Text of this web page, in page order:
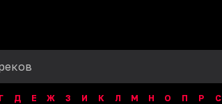
Г Д Е Ж З И К Л М Н О П Р С